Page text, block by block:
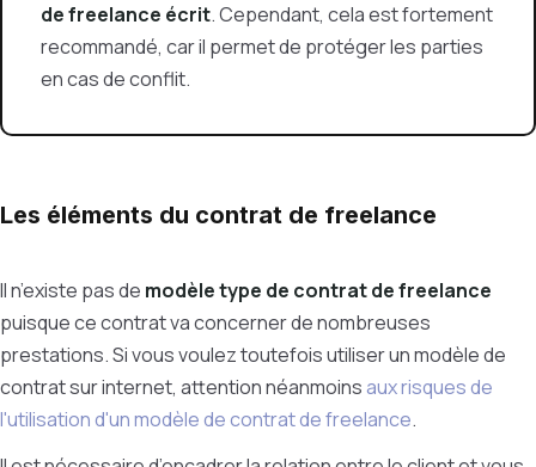
de freelance écrit. Cependant, cela est fortement
recommandé, car il permet de protéger les parties
en cas de conflit.
Les éléments du contrat de freelance
Il n’existe pas de modèle type de contrat de freelance
puisque ce contrat va concerner de nombreuses
prestations. Si vous voulez toutefois utiliser un modèle de
contrat sur internet, attention néanmoinsaux risques de
l'utilisation d'un modèle de contrat de freelance.